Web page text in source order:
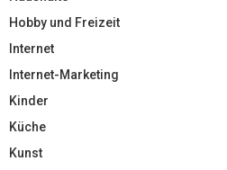
Hobby und Freizeit
Internet
Internet-Marketing
Kinder
Küche
Kunst